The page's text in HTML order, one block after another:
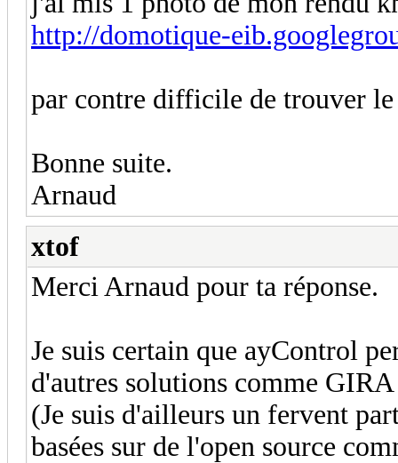
http://domotique-
par contre difficile de trouver
Bonne suite.
Arnaud
xtof
Merci Arnaud pour ta réponse.
Je suis certain que ayControl
d'autres solutions comme
(Je suis d'ailleurs un fervent
basées sur de l'open source